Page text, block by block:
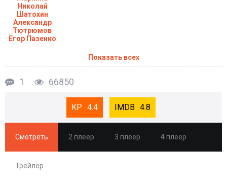
Николай
Шатохин
Александр
Тютрюмов
Егор Пазенко
Показать всех
1 66850
4.4 4.8
Смотреть 2 плеер 3 плеер 4 плеер
Трейлер